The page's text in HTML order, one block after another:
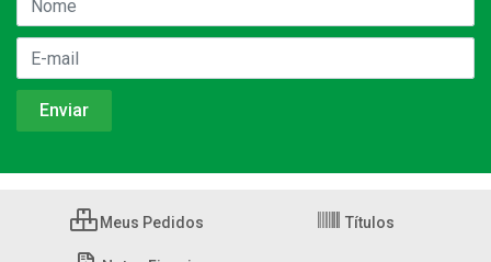
Meus Pedidos Títulos